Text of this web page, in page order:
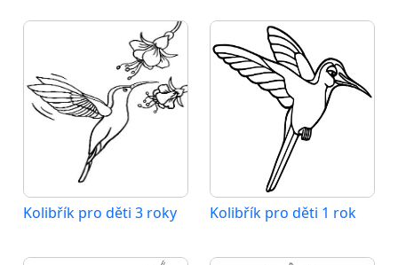
Kolibřík pro děti 3 roky Kolibřík pro děti 1 rok